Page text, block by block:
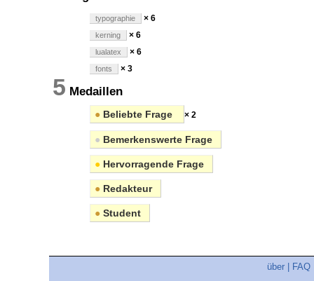
typographie × 6
kerning × 6
lualatex × 6
fonts × 3
5 Medaillen
● Beliebte Frage × 2
● Bemerkenswerte Frage
● Hervorragende Frage
● Redakteur
● Student
über FAQ